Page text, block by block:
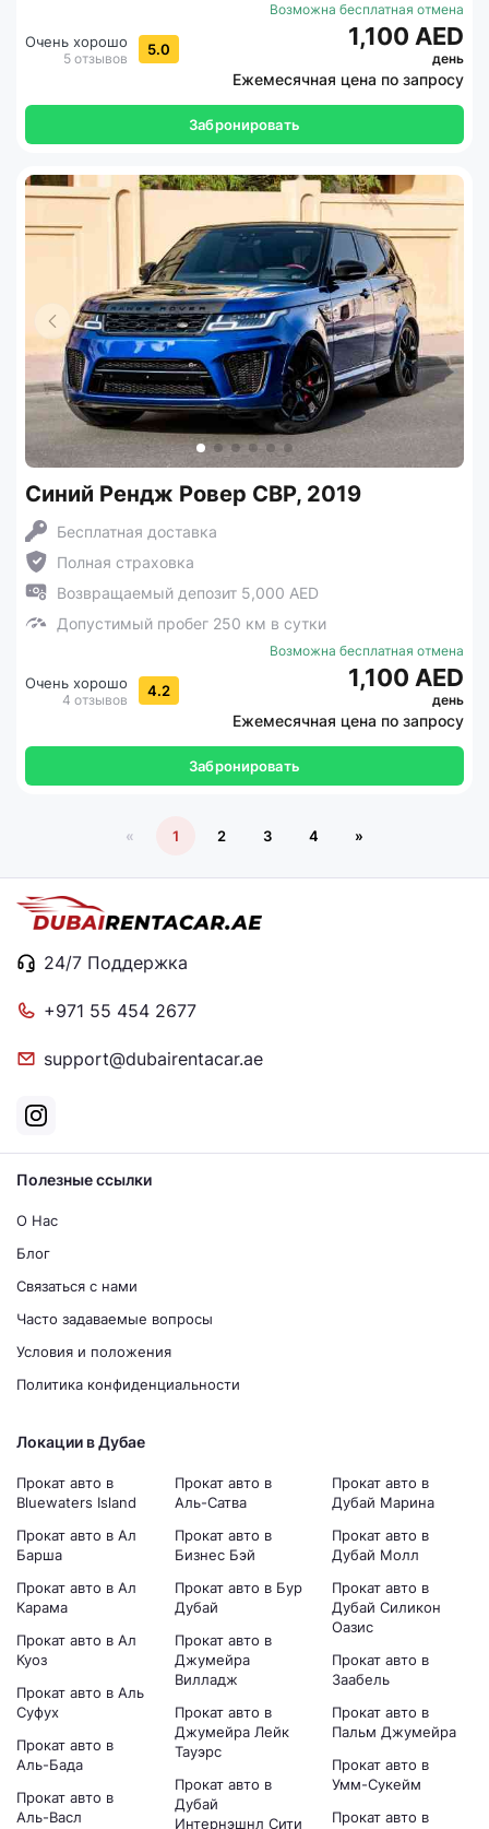
Очень хорошо
5 отзывов 5.0
Возможна бесплатная отмена
1,100 AED
день
Ежемесячная цена по запросу
Забронировать
Синий Рендж Ровер СВР, 2019
Бесплатная доставка
Полная страховка
Возвращаемый депозит 5,000 AED
Допустимый пробег 250 км в сутки
Очень хорошо
4 отзывов 4.2
Возможна бесплатная отмена
1,100 AED
день
Ежемесячная цена по запросу
Забронировать
« 1 2 3 4 »
24/7 Поддержка
+971 55 454 2677
support@dubairentacar.ae
Полезные ссылки
О Нас
Блог
Связаться с нами
Часто задаваемые вопросы
Условия и положения
Политика конфиденциальности
Локации в Дубае
Прокат авто в
Bluewaters Island
Прокат авто в Ал
Барша
Прокат авто в Ал
Карама
Прокат авто в Ал
Куоз
Прокат авто в Аль
Суфух
Прокат авто в
Аль-Бада
Прокат авто в
Аль-Васл
Прокат авто в
Аль-Сатва
Прокат авто в
Бизнес Бэй
Прокат авто в Бур
Дубай
Прокат авто в
Джумейра
Вилладж
Прокат авто в
Джумейра Лейк
Тауэрс
Прокат авто в
Дубай
Интернэшнл Сити
Прокат авто в
Дубай Марина
Прокат авто в
Дубай Молл
Прокат авто в
Дубай Силикон
Оазис
Прокат авто в
Заабель
Прокат авто в
Пальм Джумейра
Прокат авто в
Умм-Сукейм
Прокат авто в